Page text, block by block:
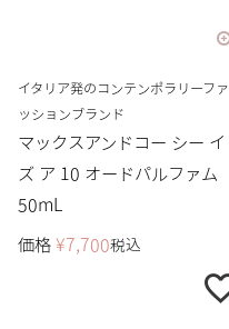
イタリア発のコンテンポラリーファ
ッションブランド
マックスアンドコー シー イ
ズ ア 10 オードパルファム
50mL
価格 ¥7,700税込